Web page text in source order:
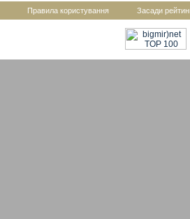
Правила користування Засади